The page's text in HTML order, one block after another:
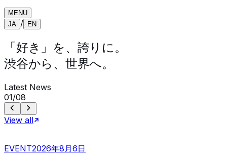
MENU
JA / EN
「好き」を、誇りに。
渋谷から、世界へ。
Latest News
01/08
View all
EVENT2026年8月6日